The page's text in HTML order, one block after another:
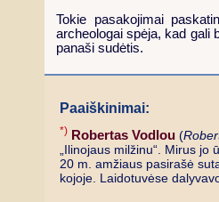
Tokie pasakojimai
archeologai spėja, kad gali
panaši sudėtis.
Paaiškinimai:
*) Robertas Vodlou (
„Ilinojaus milžinu“. Mirus
20 m. amžiaus pasirašė
kojoje. Laidotuvėse